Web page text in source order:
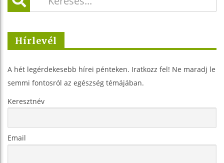
Hírlevél
A hét legérdekesebb hírei pénteken. Iratkozz fel! Ne maradj le
semmi fontosról az egészség témájában.
Keresztnév
Email